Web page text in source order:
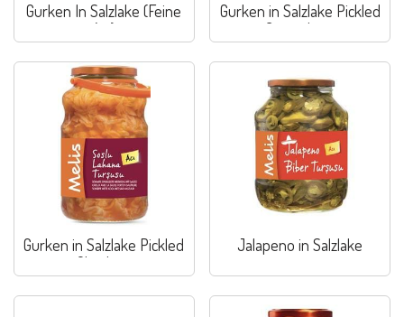
Gurken In Salzlake (Feine
Art)
Gurken in Salzlake Pickled
Cucumbers
Gurken in Salzlake Pickled
Gherkins
Jalapeno in Salzlake